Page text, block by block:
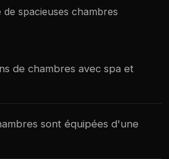
spacieuses chambres
de chambres avec spa et
sont équipées d'une